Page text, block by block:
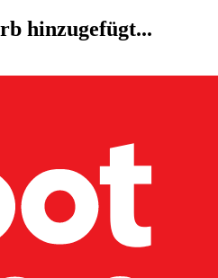
hinzugefügt...